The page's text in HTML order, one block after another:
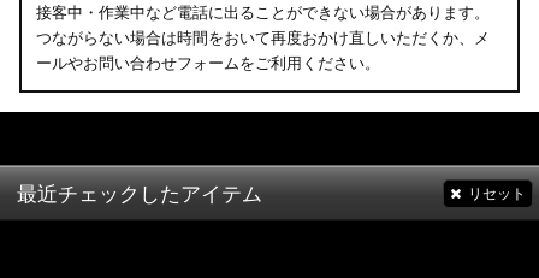
接客中・作業中など電話に出ることができない場合があります。
つながらない場合は時間をおいて再度おかけ直しいただくか、メ
ールやお問い合わせフォームをご利用ください。
最近チェックしたアイテム リセット